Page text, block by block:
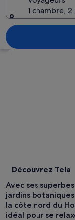
1 chambre,
Découvrez Tela
Avec ses
jardins
la côte nord du
idéal pour se